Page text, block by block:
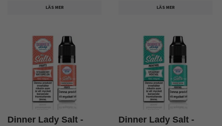
LÄS MER LÄS MER
Dinner Lady Salt -
Dinner Lady Salt -